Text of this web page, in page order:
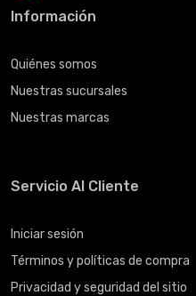
Información
Quiénes somos
Nuestras sucursales
Nuestras marcas
Servicio Al Cliente
Iniciar sesión
Términos y políticas de compra
Privacidad y seguridad del sitio